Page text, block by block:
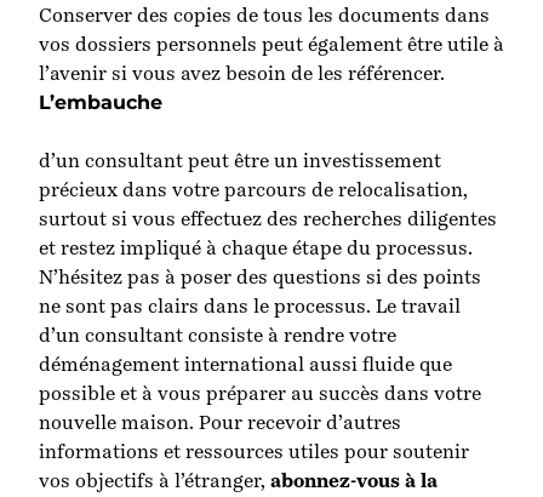
Conserver des copies de tous les documents dans
vos dossiers personnels peut également être utile à
l’avenir si vous avez besoin de les référencer.
L’embauche
d’un consultant peut être un investissement
précieux dans votre parcours de relocalisation,
surtout si vous effectuez des recherches diligentes
et restez impliqué à chaque étape du processus.
N’hésitez pas à poser des questions si des points
ne sont pas clairs dans le processus. Le travail
d’un consultant consiste à rendre votre
déménagement international aussi fluide que
possible et à vous préparer au succès dans votre
nouvelle maison. Pour recevoir d’autres
informations et ressources utiles pour soutenir
vos objectifs à l’étranger, abonnez-vous à la